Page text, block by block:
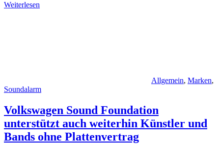
Weiterlesen
Allgemein, Marken,
Soundalarm
Volkswagen Sound Foundation
unterstützt auch weiterhin Künstler und
Bands ohne Plattenvertrag